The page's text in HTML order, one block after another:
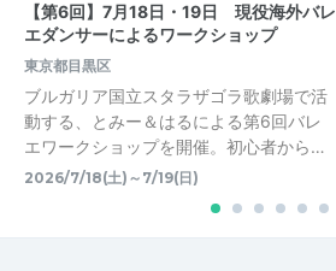
【第6回】7月18日・19日 現役海外バレ
エダンサーによるワークショップ
東京都目黒区
ブルガリア国立スタラザゴラ歌劇場で活
動する、とみー＆はるによる第6回バレ
エワークショップを開催。初心者から…
2026/7/18(土)～7/19(日)